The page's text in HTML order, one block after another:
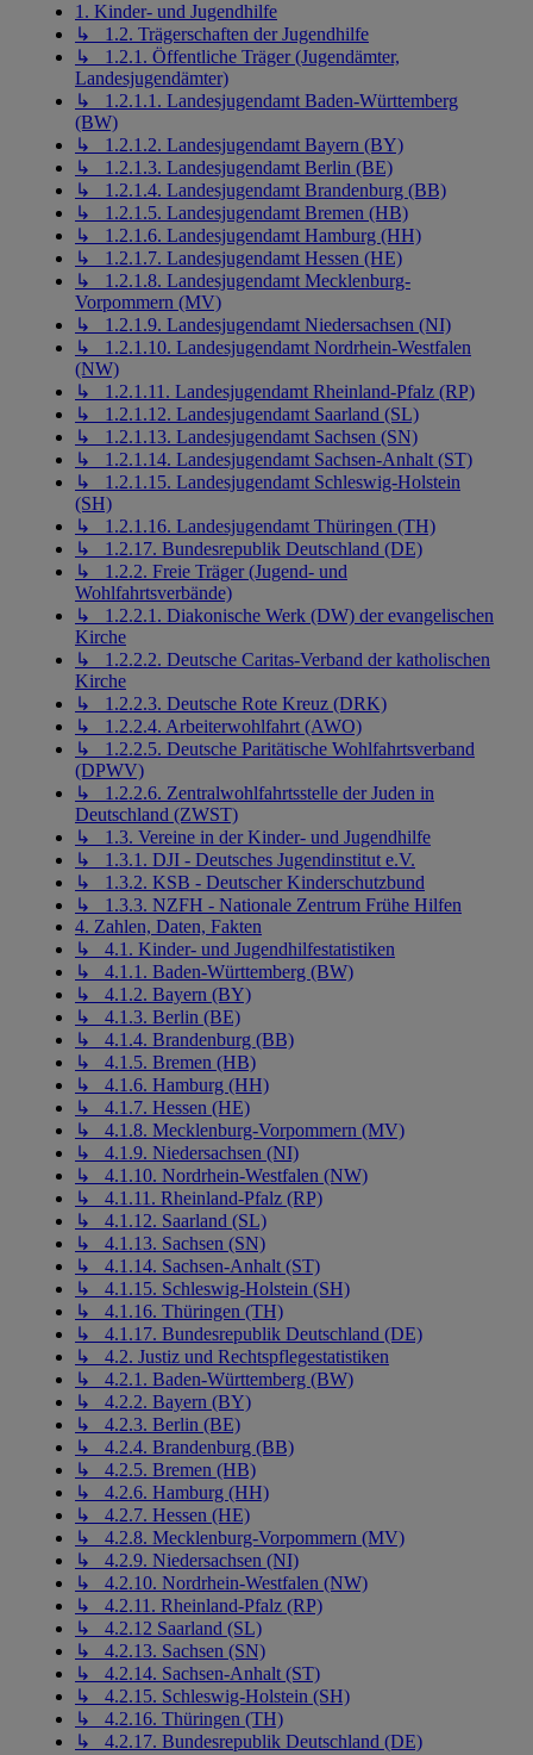
1. Kinder- und Jugendhilfe
↳ 1.2. Trägerschaften der Jugendhilfe
↳ 1.2.1. Öffentliche Träger (Jugendämter,
Landesjugendämter)
↳ 1.2.1.1. Landesjugendamt Baden-Württemberg
(BW)
↳ 1.2.1.2. Landesjugendamt Bayern (BY)
↳ 1.2.1.3. Landesjugendamt Berlin (BE)
↳ 1.2.1.4. Landesjugendamt Brandenburg (BB)
↳ 1.2.1.5. Landesjugendamt Bremen (HB)
↳ 1.2.1.6. Landesjugendamt Hamburg (HH)
↳ 1.2.1.7. Landesjugendamt Hessen (HE)
↳ 1.2.1.8. Landesjugendamt Mecklenburg-
Vorpommern (MV)
↳ 1.2.1.9. Landesjugendamt Niedersachsen (NI)
↳ 1.2.1.10. Landesjugendamt Nordrhein-Westfalen
(NW)
↳ 1.2.1.11. Landesjugendamt Rheinland-Pfalz (RP)
↳ 1.2.1.12. Landesjugendamt Saarland (SL)
↳ 1.2.1.13. Landesjugendamt Sachsen (SN)
↳ 1.2.1.14. Landesjugendamt Sachsen-Anhalt (ST)
↳ 1.2.1.15. Landesjugendamt Schleswig-Holstein
(SH)
↳ 1.2.1.16. Landesjugendamt Thüringen (TH)
↳ 1.2.17. Bundesrepublik Deutschland (DE)
↳ 1.2.2. Freie Träger (Jugend- und
Wohlfahrtsverbände)
↳ 1.2.2.1. Diakonische Werk (DW) der evangelischen
Kirche
↳ 1.2.2.2. Deutsche Caritas-Verband der katholischen
Kirche
↳ 1.2.2.3. Deutsche Rote Kreuz (DRK)
↳ 1.2.2.4. Arbeiterwohlfahrt (AWO)
↳ 1.2.2.5. Deutsche Paritätische Wohlfahrtsverband
(DPWV)
↳ 1.2.2.6. Zentralwohlfahrtsstelle der Juden in
Deutschland (ZWST)
↳ 1.3. Vereine in der Kinder- und Jugendhilfe
↳ 1.3.1. DJI - Deutsches Jugendinstitut e.V.
↳ 1.3.2. KSB - Deutscher Kinderschutzbund
↳ 1.3.3. NZFH - Nationale Zentrum Frühe Hilfen
4. Zahlen, Daten, Fakten
↳ 4.1. Kinder- und Jugendhilfestatistiken
↳ 4.1.1. Baden-Württemberg (BW)
↳ 4.1.2. Bayern (BY)
↳ 4.1.3. Berlin (BE)
↳ 4.1.4. Brandenburg (BB)
↳ 4.1.5. Bremen (HB)
↳ 4.1.6. Hamburg (HH)
↳ 4.1.7. Hessen (HE)
↳ 4.1.8. Mecklenburg-Vorpommern (MV)
↳ 4.1.9. Niedersachsen (NI)
↳ 4.1.10. Nordrhein-Westfalen (NW)
↳ 4.1.11. Rheinland-Pfalz (RP)
↳ 4.1.12. Saarland (SL)
↳ 4.1.13. Sachsen (SN)
↳ 4.1.14. Sachsen-Anhalt (ST)
↳ 4.1.15. Schleswig-Holstein (SH)
↳ 4.1.16. Thüringen (TH)
↳ 4.1.17. Bundesrepublik Deutschland (DE)
↳ 4.2. Justiz und Rechtspflegestatistiken
↳ 4.2.1. Baden-Württemberg (BW)
↳ 4.2.2. Bayern (BY)
↳ 4.2.3. Berlin (BE)
↳ 4.2.4. Brandenburg (BB)
↳ 4.2.5. Bremen (HB)
↳ 4.2.6. Hamburg (HH)
↳ 4.2.7. Hessen (HE)
↳ 4.2.8. Mecklenburg-Vorpommern (MV)
↳ 4.2.9. Niedersachsen (NI)
↳ 4.2.10. Nordrhein-Westfalen (NW)
↳ 4.2.11. Rheinland-Pfalz (RP)
↳ 4.2.12 Saarland (SL)
↳ 4.2.13. Sachsen (SN)
↳ 4.2.14. Sachsen-Anhalt (ST)
↳ 4.2.15. Schleswig-Holstein (SH)
↳ 4.2.16. Thüringen (TH)
↳ 4.2.17. Bundesrepublik Deutschland (DE)